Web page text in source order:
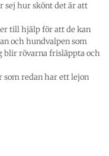
sej hur skönt det är att
till hjälp för att de kan
och hundvalpen som
blir rövarna frisläppta och
som redan har ett lejon